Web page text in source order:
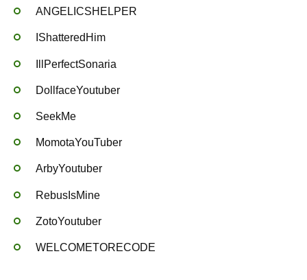
ANGELICSHELPER
IShatteredHim
IllPerfectSonaria
DollfaceYoutuber
SeekMe
MomotaYouTuber
ArbyYoutuber
RebusIsMine
ZotoYoutuber
WELCOMETORECODE